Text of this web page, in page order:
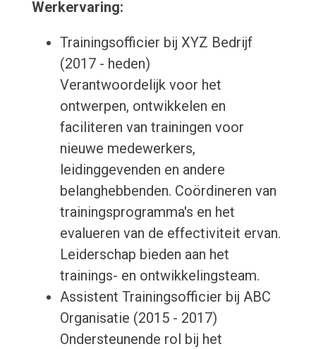
Werkervaring:
Trainingsofficier bij XYZ Bedrijf
(2017 - heden)
Verantwoordelijk voor het
ontwerpen, ontwikkelen en
faciliteren van trainingen voor
nieuwe medewerkers,
leidinggevenden en andere
belanghebbenden. Coördineren van
trainingsprogramma's en het
evalueren van de effectiviteit ervan.
Leiderschap bieden aan het
trainings- en ontwikkelingsteam.
Assistent Trainingsofficier bij ABC
Organisatie (2015 - 2017)
Ondersteunende rol bij het